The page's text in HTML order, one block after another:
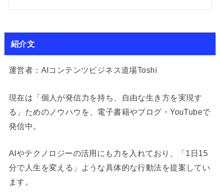
紹介文
運営者：AIコンテンツビジネス道場Toshi
現在は「個人が発信力を持ち、自由な生き方を実現す
る」ためのノウハウを、電子書籍やブログ・YouTubeで
発信中。
AIやテクノロジーの活用にも力を入れており、「1日15
分で人生を変える」ような具体的な行動法を提案してい
ます。